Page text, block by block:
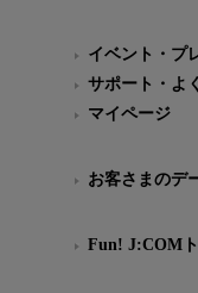
イベント・プ
サポート・よ
マイページ
お客さまのデ
Fun! J:COM